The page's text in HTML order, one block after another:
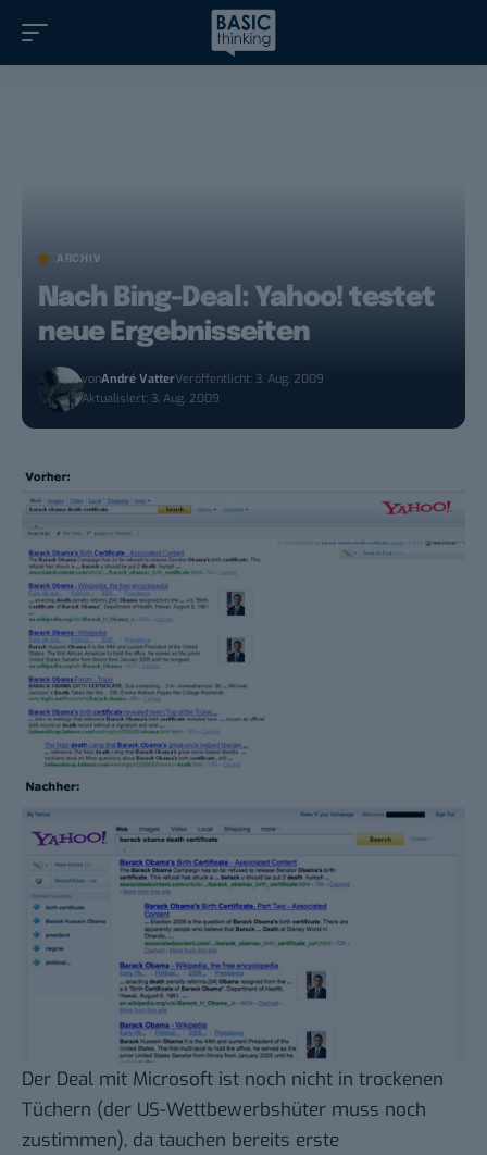
ARCHIV
Nach Bing-Deal: Yahoo! testet
neue Ergebnisseiten
vonAndré VatterVeröffentlicht: 3. Aug. 2009
Aktualisiert: 3. Aug. 2009
Der Deal mit Microsoft ist noch nicht in trockenen
Tüchern (der US-Wettbewerbshüter muss noch
zustimmen), da tauchen bereits erste